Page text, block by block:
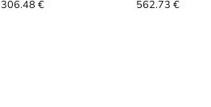
module | ServerShop
306.48 €
skladom |
562.73 €